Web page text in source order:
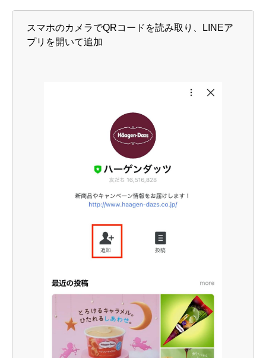
スマホのカメラでQRコードを読み取り、LINEア
プリを開いて追加